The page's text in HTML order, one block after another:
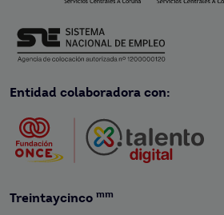
Entidad colaboradora con:
Treintaycinco mm